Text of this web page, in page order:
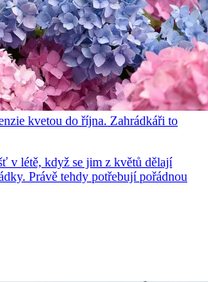
kvetou do října. Zahrádkáři to
v létě, když se jim z květů dělají
Právě tehdy potřebují pořádnou